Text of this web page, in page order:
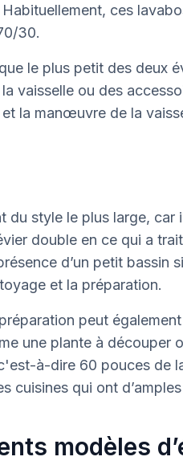
Habituellement, ces
30.
le plus petit des deux
vaisselle ou des
la manœuvre de la
du style le plus large,
double en ce qui a
d’un petit bassin
et la préparation.
peut
une plante à découper
à-dire 60 pouces de
cuisines qui ont
modèles